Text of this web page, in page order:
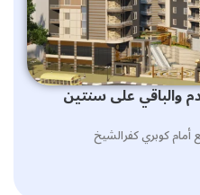
كوبري كفرالشيخ